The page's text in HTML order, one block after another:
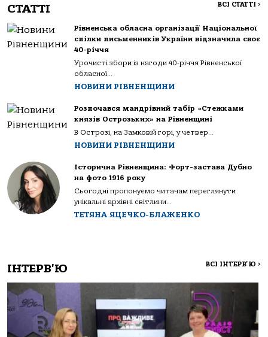
СТАТТІ ВСІ СТАТТІ >
Рівненська обласна організації Національної
спілки письменників України відзначила своє
40-річчя
Урочисті збори із нагоди 40-річчя Рівненської
обласної...
НОВИНИ РІВНЕНЩИНИ
Розпочався мандрівний табір «Стежками
князів Острозьких» на Рівненщині
В Острозі, на Замковій горі, у четвер...
НОВИНИ РІВНЕНЩИНИ
Історична Рівненщина: Форт-застава Дубно
на фото 1916 року
Сьогодні пропонуємо читачам переглянути
унікальні архівні світлини...
ТЕТЯНА ЯЦЕЧКО-БЛАЖЕНКО
ІНТЕРВ'Ю ВСІ ІНТЕРВ'Ю >